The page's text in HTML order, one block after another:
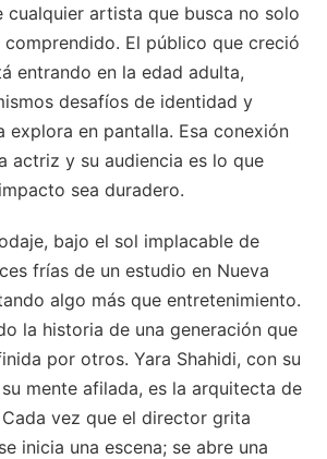
cualquier artista que busca no solo
comprendido. El público que creció
entrando en la edad adulta,
desafíos de identidad y
explora en pantalla. Esa conexión
actriz y su audiencia es lo que
sea duradero.
bajo el sol implacable de
frías de un estudio en Nueva
algo más que entretenimiento.
la historia de una generación que
por otros. Yara Shahidi, con su
mente afilada, es la arquitecta de
vez que el director grita
inicia una escena; se abre una